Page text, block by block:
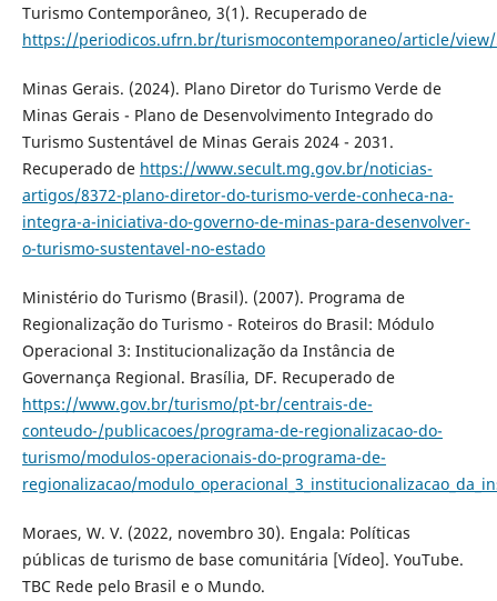
Turismo Contemporâneo, 3(1). Recuperado de
https://periodicos.ufrn.br/turismocontemporaneo/article/view/
Minas Gerais. (2024). Plano Diretor do Turismo Verde de
Minas Gerais - Plano de Desenvolvimento Integrado do
Turismo Sustentável de Minas Gerais 2024 - 2031.
Recuperado de https://www.secult.mg.gov.br/noticias-
artigos/8372-plano-diretor-do-turismo-verde-conheca-na-
integra-a-iniciativa-do-governo-de-minas-para-desenvolver-
o-turismo-sustentavel-no-estado
Ministério do Turismo (Brasil). (2007). Programa de
Regionalização do Turismo - Roteiros do Brasil: Módulo
Operacional 3: Institucionalização da Instância de
Governança Regional. Brasília, DF. Recuperado de
https://www.gov.br/turismo/pt-br/centrais-de-
conteudo-/publicacoes/programa-de-regionalizacao-do-
turismo/modulos-operacionais-do-programa-de-
regionalizacao/
Moraes, W. V. (2022, novembro 30). Engala: Políticas
públicas de turismo de base comunitária [Vídeo]. YouTube.
TBC Rede pelo Brasil e o Mundo.